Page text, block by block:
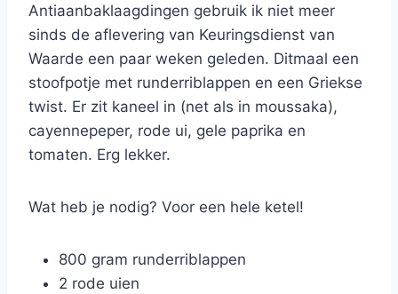
Antiaanbaklaagdingen gebruik ik niet meer
sinds de aflevering van Keuringsdienst van
Waarde een paar weken geleden. Ditmaal een
stoofpotje met runderriblappen en een Griekse
twist. Er zit kaneel in (net als in moussaka),
cayennepeper, rode ui, gele paprika en
tomaten. Erg lekker.
Wat heb je nodig? Voor een hele ketel!
800 gram runderriblappen
2 rode uien